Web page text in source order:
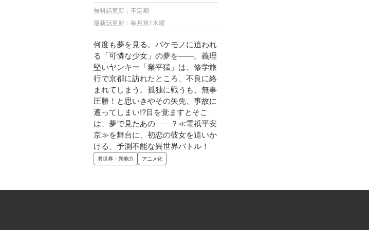
無料話更新：不定期
最新話更新：毎月第1木曜
何度も夢を見る。バケモノに追われ
る「可憐な少女」の夢を――。義理
堅いヤンキー「業平猛」は、修学旅
行で京都に訪れたところ、不良に絡
まれてしまう。孤独に戦うも、無事
圧勝！と思いきやその矢先、事故に
遭ってしまい!?目を覚ますとそこ
は、夢で見たあの――？≪電祇平安
京≫を舞台に、初恋の彼女を追いか
ける、予測不能な異世界バトル！
異世界・異能力 アニメ化